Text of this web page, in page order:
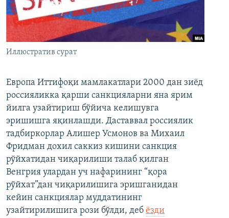
Иллюстратив сурат
Европа Иттифоқи мамлакатлари 2000 дан зиёд
россияликка қарши санкцияларни яна ярим
йилга узайтириш бўйича келишувга
эришишга яқинлашди. Даставвал россиялик
тадбиркорлар Алишер Усмонов ва Михаил
Фридман дохил саккиз кишини санкция
рўйхатидан чиқарилиши талаб қилган
Венгрия улардан уч нафарининг “қора
рўйхат”дан чиқарилишига эришганидан
кейин санкциялар муддатининг
узайтирилишига рози бўлди, деб ёзди